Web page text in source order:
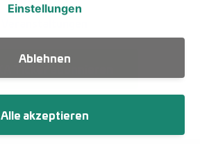
Ablehnen
Einstellungen
Alle akzeptieren